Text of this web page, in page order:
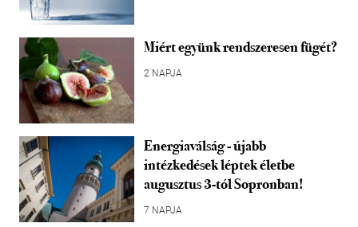
Miért együnk rendszeresen fügét?
2 NAPJA
Energiaválság - újabb
intézkedések léptek életbe
augusztus 3-tól Sopronban!
7 NAPJA